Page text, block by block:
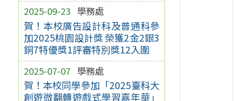
2025-09-23 學務處
賀！本校廣告設計科及普通科參
加2025桃園設計獎 榮獲2金2銀3
銅7特優獎1評審特別獎12入圍
2025-07-07 學務處
賀！本校同學參加「2025臺科大
創遊微翻轉遊戲式學習嘉年華」